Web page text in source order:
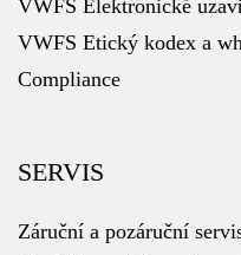
VWFS Elektronické
VWFS Etický kodex a
Compliance
SERVIS
Záruční a pozáruční